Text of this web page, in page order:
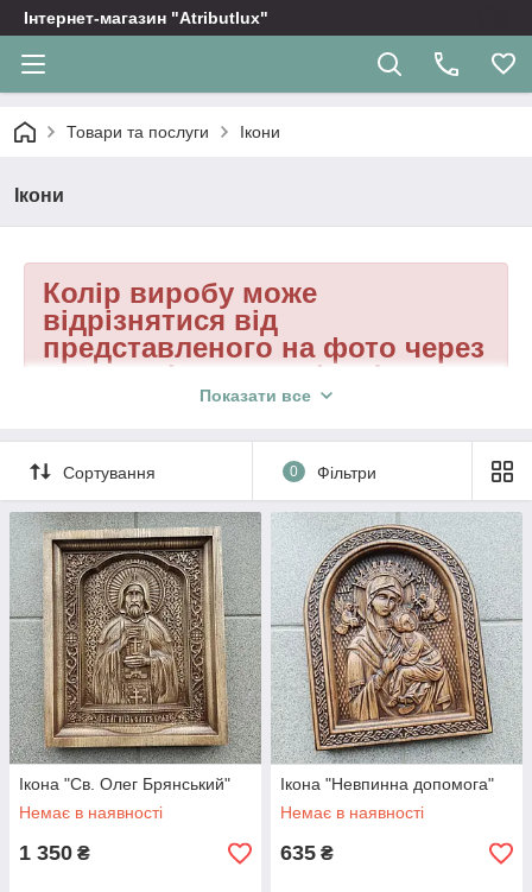
Інтернет-магазин "Atributlux"
Товари та послуги Ікони
Ікони
Колір виробу може
відрізнятися від
представленого на фото через
природність матеріалу!
Показати все
Сортування 0 Фільтри
Ікона "Св. Олег Брянський"
Немає в наявності
1 350 ₴
Ікона "Невпинна допомога"
Немає в наявності
635 ₴